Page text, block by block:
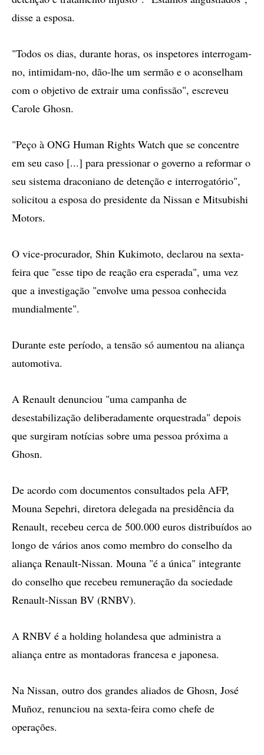
disse a esposa.
"Todos os dias, durante horas, os inspetores interrogam-
no, intimidam-no, dão-lhe um sermão e o aconselham
com o objetivo de extrair uma confissão", escreveu
Carole Ghosn.
"Peço à ONG Human Rights Watch que se concentre
em seu caso [...] para pressionar o governo a reformar o
seu sistema draconiano de detenção e interrogatório",
solicitou a esposa do presidente da Nissan e Mitsubishi
Motors.
O vice-procurador, Shin Kukimoto, declarou na sexta-
feira que "esse tipo de reação era esperada", uma vez
que a investigação "envolve uma pessoa conhecida
mundialmente".
Durante este período, a tensão só aumentou na aliança
automotiva.
A Renault denunciou "uma campanha de
desestabilização deliberadamente orquestrada" depois
que surgiram notícias sobre uma pessoa próxima a
Ghosn.
De acordo com documentos consultados pela AFP,
Mouna Sepehri, diretora delegada na presidência da
Renault, recebeu cerca de 500.000 euros distribuídos ao
longo de vários anos como membro do conselho da
aliança Renault-Nissan. Mouna "é a única" integrante
do conselho que recebeu remuneração da sociedade
Renault-Nissan BV (RNBV).
A RNBV é a holding holandesa que administra a
aliança entre as montadoras francesa e japonesa.
Na Nissan, outro dos grandes aliados de Ghosn, José
Muñoz, renunciou na sexta-feira como chefe de
operações.